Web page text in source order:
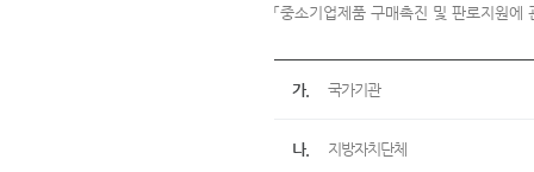
「중소기업제품 구매촉진 및 판로지원
가. 국가기관
나. 지방자치단체